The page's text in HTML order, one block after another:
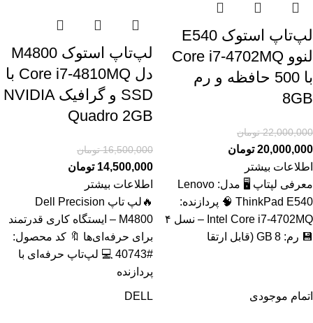
لپ‌تاپ استوک E540
لنوو Core i7-4702MQ
با 500 حافظه و رم
8GB
22,000,000 تومان
20,000,000 تومان
اطلاعات بیشتر
معرفی لپتاپ 🖥️ مدل: Lenovo
ThinkPad E540 🧠 پردازنده:
Intel Core i7‑4702MQ – نسل ۴
💾 رم: 8 GB (قابل ارتقا
لپ‌تاپ استوک M4800
دل Core i7-4810MQ با
SSD و گرافیک NVIDIA
Quadro 2GB
16,500,000 تومان
14,500,000 تومان
اطلاعات بیشتر
🔥لپ تاپ Dell Precision
M4800 – ایستگاه کاری قدرتمند
برای حرفه‌ای‌ها 🔖 کد محصول:
#40743 💻 لپ‌تاپ حرفه‌ای با
پردازنده
اتمام موجودی DELL